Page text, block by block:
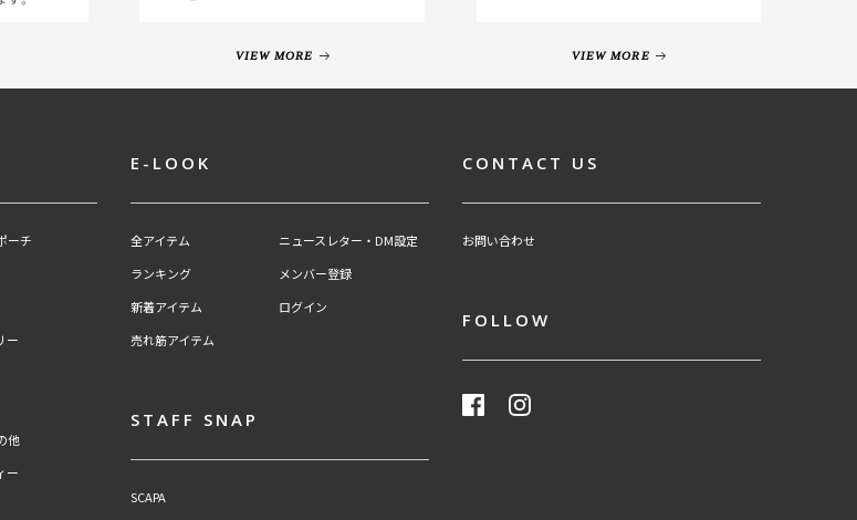
VIEW MORE VIEW MORE
ーチ
ー
他
ー
E-LOOK
全アイテム
ランキング
新着アイテム
売れ筋アイテム
ニュースレター・DM設定
メンバー登録
ログイン
CONTACT US
お問い合わせ
FOLLOW
STAFF SNAP
SCAPA